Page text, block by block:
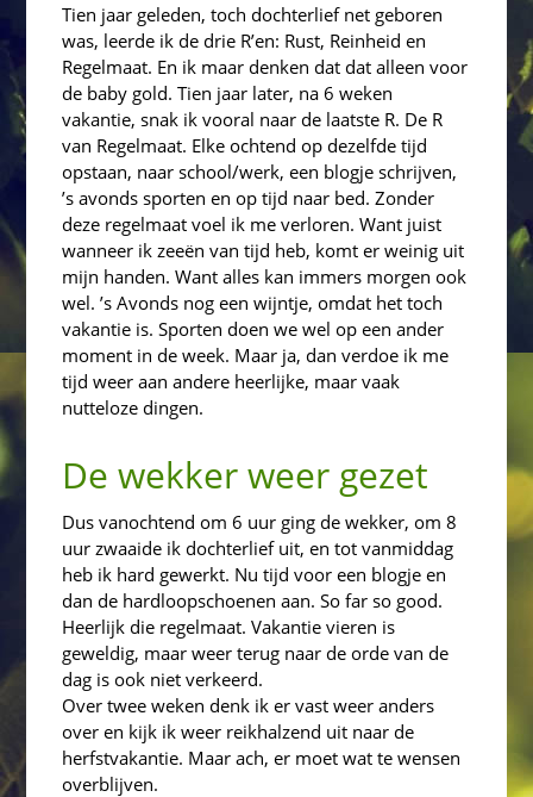
Tien jaar geleden, toch dochterlief net geboren
was, leerde ik de drie R’en: Rust, Reinheid en
Regelmaat. En ik maar denken dat dat alleen voor
de baby gold. Tien jaar later, na 6 weken
vakantie, snak ik vooral naar de laatste R. De R
van Regelmaat. Elke ochtend op dezelfde tijd
opstaan, naar school/werk, een blogje schrijven,
’s avonds sporten en op tijd naar bed. Zonder
deze regelmaat voel ik me verloren. Want juist
wanneer ik zeeën van tijd heb, komt er weinig uit
mijn handen. Want alles kan immers morgen ook
wel. ’s Avonds nog een wijntje, omdat het toch
vakantie is. Sporten doen we wel op een ander
moment in de week. Maar ja, dan verdoe ik me
tijd weer aan andere heerlijke, maar vaak
nutteloze dingen.
De wekker weer gezet
Dus vanochtend om 6 uur ging de wekker, om 8
uur zwaaide ik dochterlief uit, en tot vanmiddag
heb ik hard gewerkt. Nu tijd voor een blogje en
dan de hardloopschoenen aan. So far so good.
Heerlijk die regelmaat. Vakantie vieren is
geweldig, maar weer terug naar de orde van de
dag is ook niet verkeerd.
Over twee weken denk ik er vast weer anders
over en kijk ik weer reikhalzend uit naar de
herfstvakantie. Maar ach, er moet wat te wensen
overblijven.